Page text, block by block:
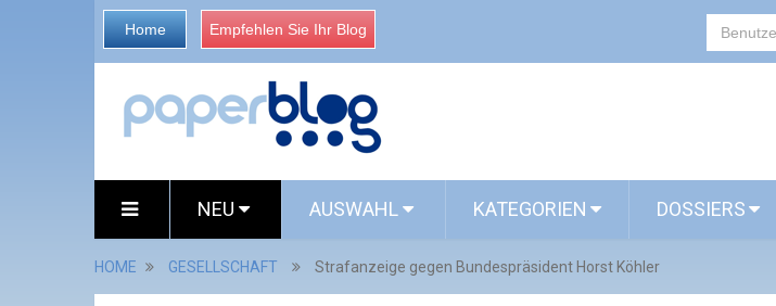
Home Empfehlen Sie Ihr Blog
NEU AUSWAHL KATEGORIEN DOSSIERS
HOME GESELLSCHAFT Strafanzeige gegen Bundespräsident Horst Köhler